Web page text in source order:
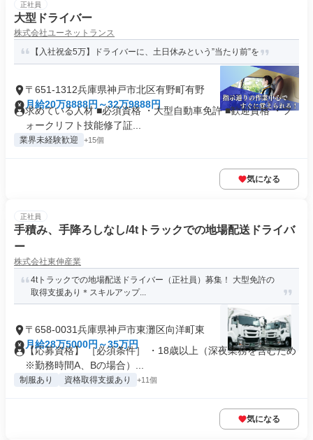
正社員
大型ドライバー
株式会社ユーネットランス
【入社祝金5万】ドライバーに、土日休みという”当たり前”を
〒651-1312兵庫県神戸市北区有野町有野
月給20万8888円～32万9888円
求めている人材 ■必須資格 ・大型自動車免許 ■歓迎資格 ・フ
ォークリフト技能修了証...
業界未経験歓迎 +15個
気になる
正社員
手積み、手降ろしなし/4tトラックでの地場配送ドライバ
ー
株式会社東伸産業
4tトラックでの地場配送ドライバー（正社員）募集！ 大型免許の
取得支援あり＊スキルアップ...
〒658-0031兵庫県神戸市東灘区向洋町東
月給28万5000円～35万円
【応募資格】 ［必須条件］ ・18歳以上（深夜業務を含むため
※勤務時間A、Bの場合）...
制服あり 資格取得支援あり +11個
気になる